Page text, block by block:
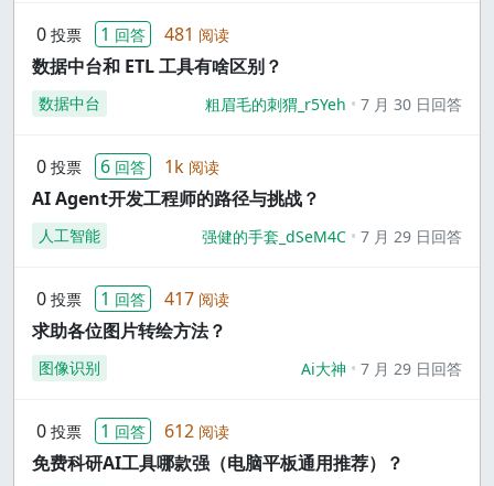
0 投票 1 回答 481 阅读
数据中台和 ETL 工具有啥区别？
数据中台 粗眉毛的刺猬_r5Yeh 7 月 30 日回答
0 投票 6 回答 1k 阅读
AI Agent开发工程师的路径与挑战？
人工智能 强健的手套_dSeM4C 7 月 29 日回答
0 投票 1 回答 417 阅读
求助各位图片转绘方法？
图像识别 Ai大神 7 月 29 日回答
0 投票 1 回答 612 阅读
免费科研AI工具哪款强（电脑平板通用推荐）？